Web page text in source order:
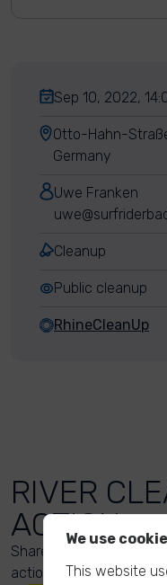
Sep 10, 2022,
Otto-Hahn-
Germany
Uwe Franken
Cleanup
Public cleanup
RhineCleanUp
RIVER
ACTION
Share your action
action too!
We use
This website